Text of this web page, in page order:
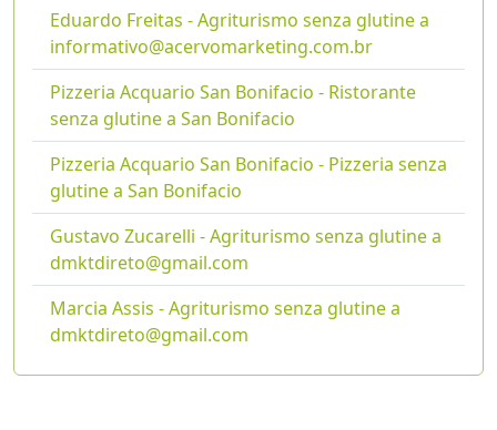
Eduardo Freitas - Agriturismo senza glutine a
informativo@acervomarketing.com.br
Pizzeria Acquario San Bonifacio - Ristorante
senza glutine a San Bonifacio
Pizzeria Acquario San Bonifacio - Pizzeria senza
glutine a San Bonifacio
Gustavo Zucarelli - Agriturismo senza glutine a
dmktdireto@gmail.com
Marcia Assis - Agriturismo senza glutine a
dmktdireto@gmail.com